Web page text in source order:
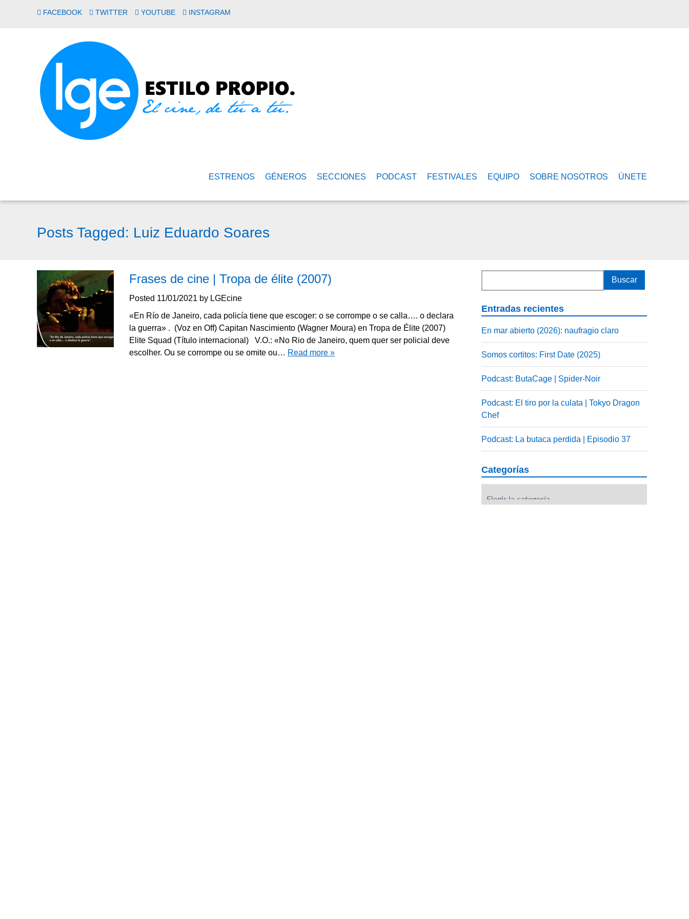
FACEBOOK TWITTER YOUTUBE INSTAGRAM
ESTRENOS GÉNEROS SECCIONES PODCAST FESTIVALES EQUIPO SOBRE NOSOTROS ÚNETE
Posts Tagged: Luiz Eduardo Soares
Frases de cine | Tropa de élite (2007)
Posted 11/01/2021 by LGEcine
«En Río de Janeiro, cada policía tiene que escoger: o se corrompe o se calla…. o declara
la guerra» . (Voz en Off) Capitan Nascimiento (Wagner Moura) en Tropa de Élite (2007)
Elite Squad (Título internacional) V.O.: «No Rio de Janeiro, quem quer ser policial deve
escolher. Ou se corrompe ou se omite ou… Read more »
Entradas recientes
En mar abierto (2026): naufragio claro
Somos cortitos: First Date (2025)
Podcast: ButaCage | Spider-Noir
Podcast: El tiro por la culata | Tokyo Dragon
Chef
Podcast: La butaca perdida | Episodio 37
Categorías